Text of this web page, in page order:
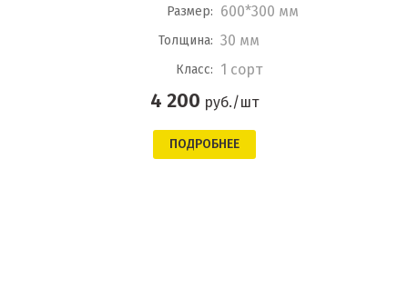
Размер: 600*300 мм
Толщина: 30 мм
Класс: 1 сорт
4 200 руб./шт
ПОДРОБНЕЕ